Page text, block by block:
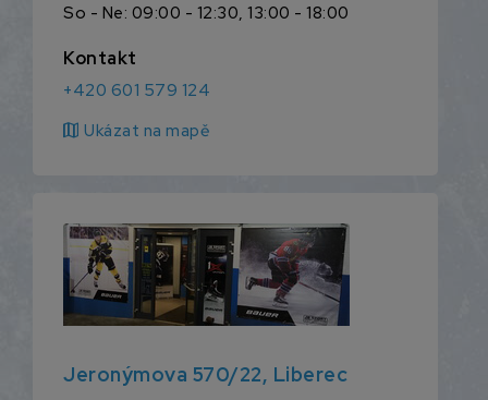
So - Ne: 09:00 - 12:30, 13:00 - 18:00
Kontakt
+420 601 579 124
map Ukázat na mapě
Jeronýmova 570/22, Liberec